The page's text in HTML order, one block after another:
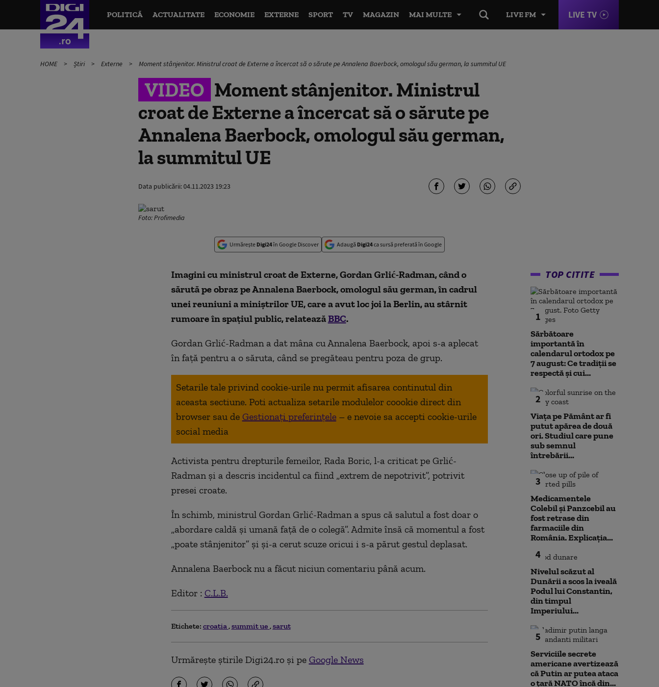
LIVE FM LIVE TV
POLITICĂ ACTUALITATE ECONOMIE EXTERNE SPORT TV MAGAZIN MAI MULTE
HOME Știri Externe Moment stânjenitor. Ministrul croat de Externe a încercat să o sărute pe Annalena Baerbock, omologul său german, la summitul UE
VIDEO Moment stânjenitor. Ministrul
croat de Externe a încercat să o sărute pe
Annalena Baerbock, omologul său german,
la summitul UE
Data publicării:04.11.2023 19:23
Foto: Profimedia
Urmărește Digi24în Google Discover Adaugă Digi24ca sursă preferată în Google
Imagini cu ministrul croat de Externe, Gordan Grlić-Radman, când o
sărută pe obraz pe Annalena Baerbock, omologul său german, în cadrul
unei reuniuni a miniștrilor UE, care a avut loc joi la Berlin, au stârnit
rumoare în spațiul public, relateazăBBC.
Gordan Grlić-Radman a dat mâna cu Annalena Baerbock, apoi s-a aplecat
în față pentru a o săruta, când se pregăteau pentru poza de grup.
Setarile tale privind cookie-urile nu permit afisarea continutul din
aceasta sectiune. Poti actualiza setarile modulelor coookie direct din
browser sau de Gestionați preferințele – e nevoie sa accepti cookie-urile
social media
Activista pentru drepturile femeilor, Rada Boric, l-a criticat pe Grlić-
Radman și a descris incidentul ca fiind „extrem de nepotrivit”, potrivit
presei croate.
În schimb, ministrul Gordan Grlić-Radman a spus că salutul a fost doar o
„abordare caldă și umană față de o colegă”. Admite însă că momentul a fost
„poate stânjenitor” și și-a cerut scuze oricui i s-a părut gestul deplasat.
Annalena Baerbock nu a făcut niciun comentariu până acum.
Editor : C.L.B.
Etichete: croatia summit ue sarut
Urmărește știrile Digi24.ro și pe Google News
TOP CITITE
1
Sărbătoare
importantă în
calendarul ortodox pe
7 august: Ce tradiții se
respectă și cui...
2
Viața pe Pământ ar fi
putut apărea de două
ori. Studiul care pune
sub semnul
întrebării...
3
Medicamentele
Colebil și Panzcebil au
fost retrase din
farmaciile din
România. Explicația...
4
Nivelul scăzut al
Dunării a scos la iveală
Podul lui Constantin,
din timpul
Imperiului...
5
Serviciile secrete
americane avertizează
că Putin ar putea ataca
o țară NATO încă din...